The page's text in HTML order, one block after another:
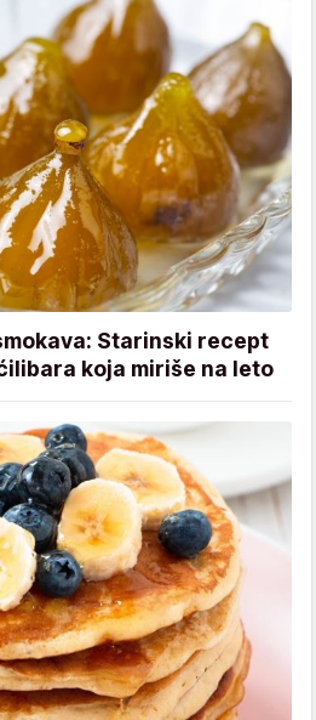
Starinski recept
koja miriše na leto